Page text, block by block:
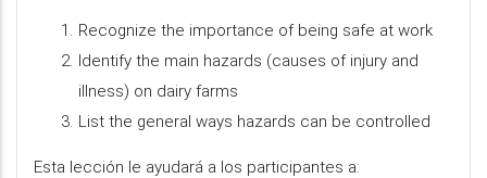
Recognize the importance of being safe at work
Identify the main hazards (causes of injury and
illness) on dairy farms
List the general ways hazards can be controlled
Esta lección le ayudará a los participantes a: